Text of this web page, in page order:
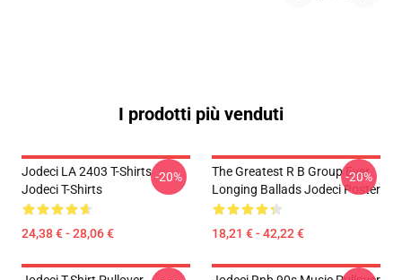
I prodotti più venduti
Jodeci LA 2403 T-Shirts
Jodeci T-Shirts
24,38 € - 28,06 €
-20%
The Greatest R B Group Ever
Longing Ballads Jodeci Poster
18,21 € - 42,22 €
-20%